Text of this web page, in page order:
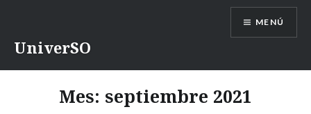
UniverSO
MENÚ
Mes: septiembre 2021